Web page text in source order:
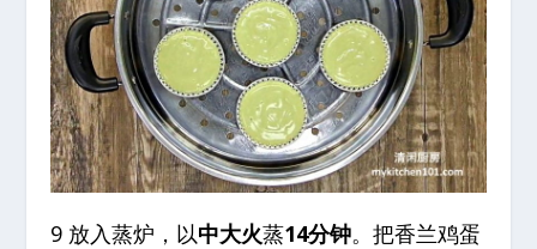
9 放入蒸炉，以中大火蒸14分钟。把香兰鸡蛋